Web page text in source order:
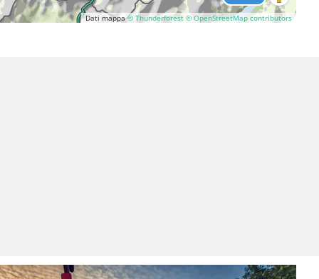
Dati mappa© Thunderforest © OpenStreetMap contributors